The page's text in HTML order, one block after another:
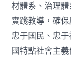
材體系、治理
實踐教導，確
忠于國民、忠
國特點社會主